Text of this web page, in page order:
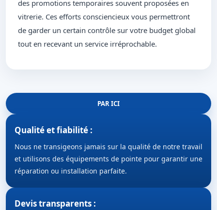
des promotions temporaires souvent proposées en
vitrerie. Ces efforts consciencieux vous permettront
de garder un certain contrôle sur votre budget global
tout en recevant un service irréprochable.
PAR ICI
Qualité et fiabilité :
Nous ne transigeons jamais sur la qualité de notre travail
et utilisons des équipements de pointe pour garantir une
réparation ou installation parfaite.
Devis transparents :